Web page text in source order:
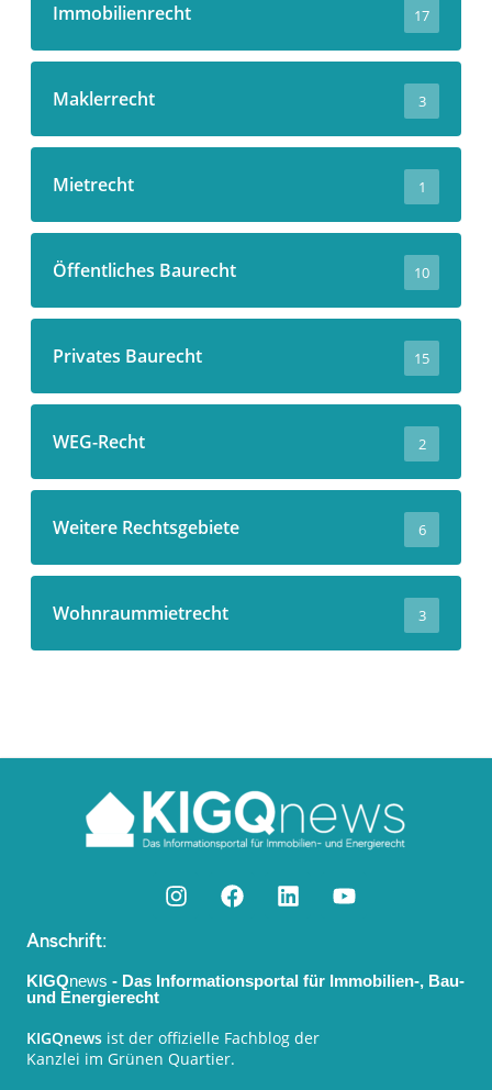
Immobilienrecht 17
Maklerrecht 3
Mietrecht 1
Öffentliches Baurecht 10
Privates Baurecht 15
WEG-Recht 2
Weitere Rechtsgebiete 6
Wohnraummietrecht 3
Anschrift:
KIGQnews - Das Informationsportal für Immobilien-, Bau-
und Energierecht
KIGQnews ist der offizielle Fachblog der
Kanzlei im Grünen Quartier.